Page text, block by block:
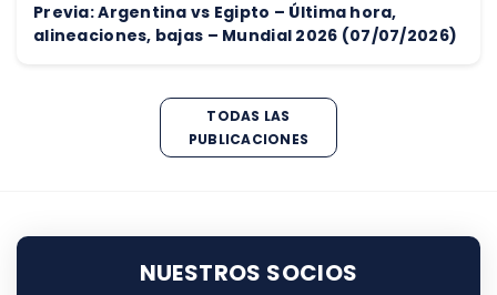
Previa: Argentina vs Egipto – Última hora,
alineaciones, bajas – Mundial 2026 (07/07/2026)
TODAS LAS
PUBLICACIONES
NUESTROS SOCIOS